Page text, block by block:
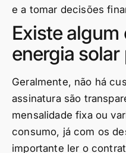
e a tomar decisões
Existe
energia
Geralmente, não há
assinatura são
mensalidade fixa ou
consumo, já com os
importante ler o